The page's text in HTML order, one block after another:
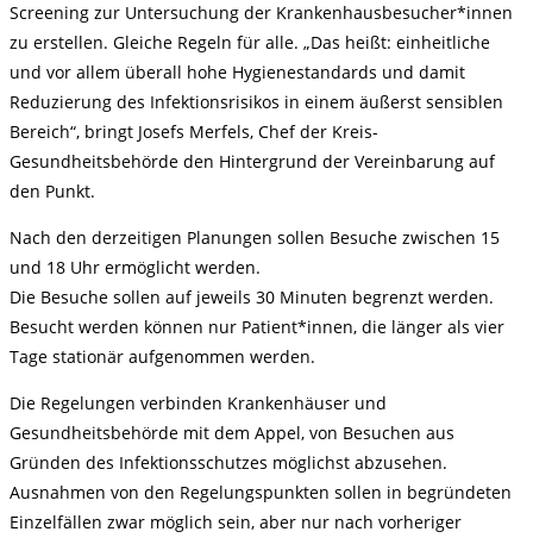
Screening zur Untersuchung der Krankenhausbesucher*innen
zu erstellen. Gleiche Regeln für alle. „Das heißt: einheitliche
und vor allem überall hohe Hygienestandards und damit
Reduzierung des Infektionsrisikos in einem äußerst sensiblen
Bereich“, bringt Josefs Merfels, Chef der Kreis-
Gesundheitsbehörde den Hintergrund der Vereinbarung auf
den Punkt.
Nach den derzeitigen Planungen sollen Besuche zwischen 15
und 18 Uhr ermöglicht werden.
Die Besuche sollen auf jeweils 30 Minuten begrenzt werden.
Besucht werden können nur Patient*innen, die länger als vier
Tage stationär aufgenommen werden.
Die Regelungen verbinden Krankenhäuser und
Gesundheitsbehörde mit dem Appel, von Besuchen aus
Gründen des Infektionsschutzes möglichst abzusehen.
Ausnahmen von den Regelungspunkten sollen in begründeten
Einzelfällen zwar möglich sein, aber nur nach vorheriger